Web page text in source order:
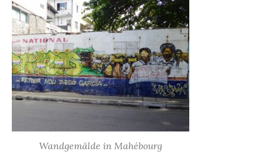
Wandgemälde in Mahébourg